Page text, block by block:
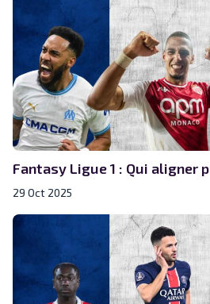
Fantasy Ligue 1 : Qui aligner
29 Oct 2025